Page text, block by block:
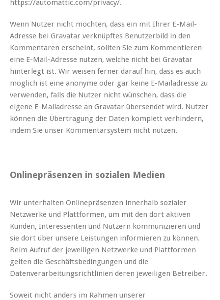
https://automattic.com/privacy/.
Wenn Nutzer nicht möchten, dass ein mit Ihrer E-Mail-
Adresse bei Gravatar verknüpftes Benutzerbild in den
Kommentaren erscheint, sollten Sie zum Kommentieren
eine E-Mail-Adresse nutzen, welche nicht bei Gravatar
hinterlegt ist. Wir weisen ferner darauf hin, dass es auch
möglich ist eine anonyme oder gar keine E-Mailadresse zu
verwenden, falls die Nutzer nicht wünschen, dass die
eigene E-Mailadresse an Gravatar übersendet wird. Nutzer
können die Übertragung der Daten komplett verhindern,
indem Sie unser Kommentarsystem nicht nutzen.
Onlinepräsenzen in sozialen Medien
Wir unterhalten Onlinepräsenzen innerhalb sozialer
Netzwerke und Plattformen, um mit den dort aktiven
Kunden, Interessenten und Nutzern kommunizieren und
sie dort über unsere Leistungen informieren zu können.
Beim Aufruf der jeweiligen Netzwerke und Plattformen
gelten die Geschäftsbedingungen und die
Datenverarbeitungsrichtlinien deren jeweiligen Betreiber.
Soweit nicht anders im Rahmen unserer